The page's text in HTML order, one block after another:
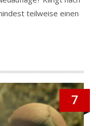
teilweise einen
7